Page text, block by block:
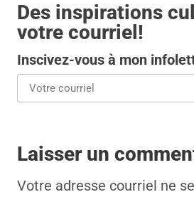
Des inspirations
votre courriel!
Inscivez-vous à mon
Laisser un
Votre adresse courriel ne